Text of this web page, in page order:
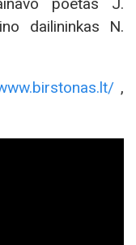
poetas J.
dailininkas N.
,